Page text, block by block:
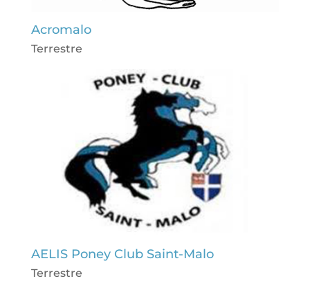
Acromalo
Terrestre
AELIS Poney Club Saint-Malo
Terrestre